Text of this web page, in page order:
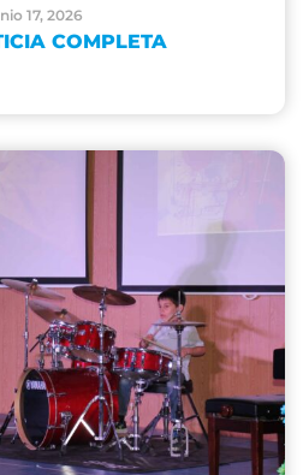
17, 2026
COMPLETA